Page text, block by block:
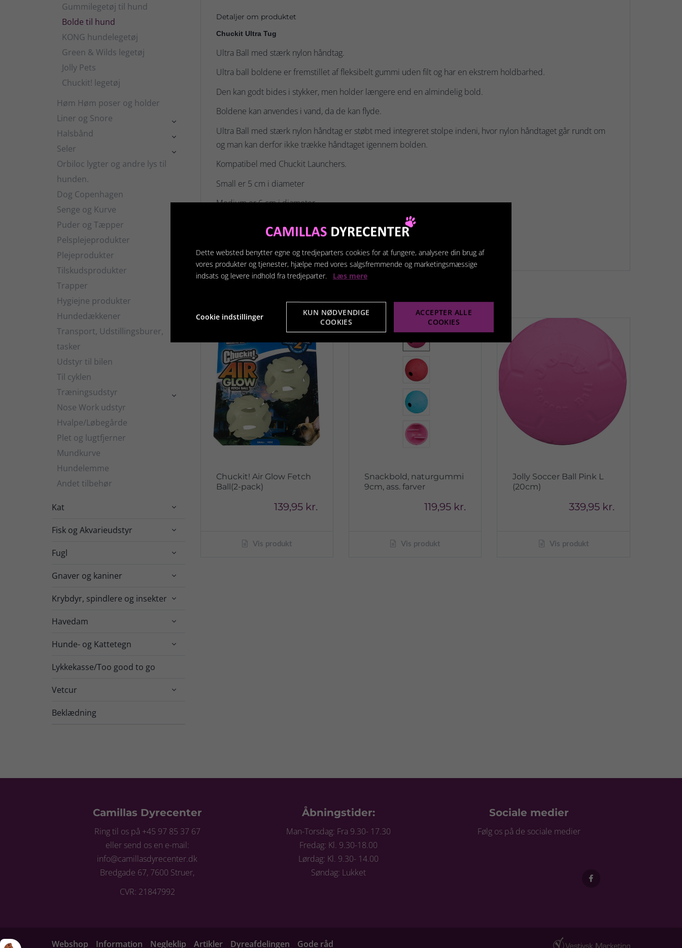
Gummilegetøj til hund
Bolde til hund
KONG hundelegetøj
Green & Wilds legetøj
Jolly Pets
Chuckit! legetøj
Høm Høm poser og holder
Liner og Snore

Halsbånd 
Seler 
Orbiloc lygter og andre lys til
hunden.
Dog Copenhagen
Senge og Kurve
Puder og Tæpper
Pelsplejeprodukter
Plejeprodukter
Tilskudsprodukter
Trapper
Hygiejne produkter
Hundedækkener
Transport, Udstillingsburer,
tasker
Udstyr til bilen
Til cyklen
Træningsudstyr

Nose Work udstyr
Hvalpe/Løbegårde
Plet og lugtfjerner
Mundkurve
Hundelemme
Andet tilbehør
Kat 
Fisk og Akvarieudstyr 
Fugl 
Gnaver og kaniner 
Krybdyr, spindlere og insekter 
Havedam 
Hunde- og Kattetegn 
Lykkekasse/Too good to go
Vetcur 
Beklædning
Detaljer om produktet
Chuckit Ultra Tug
Ultra Ball med stærk nylon håndtag.
Ultra ball boldene er fremstillet af fleksibelt gummi uden filt og har en ekstrem holdbarhed.
Den kan godt bides i stykker, men holder længere end en almindelig bold.
Boldene kan anvendes i vand, da de kan flyde.
Ultra Ball med stærk nylon håndtag er støbt med integreret stolpe indeni, hvor nylon håndtaget går rundt om
og man kan derfor ikke trække håndtaget igennem bolden.
Kompatibel med Chuckit Launchers.
Small er 5 cm i diameter
Medium er 6 cm i diameter
Relaterede produkter
Chuckit! Air Glow Fetch
Ball(2-pack)
139,95 kr.
Vis produkt
Snackbold, naturgummi
9cm, ass. farver
119,95 kr.
Vis produkt
Jolly Soccer Ball Pink L
(20cm)
339,95 kr.
Vis produkt
Camillas Dyrecenter
Ring til os på +45 97 85 37 67
eller send os en e-mail:
info@camillasdyrecenter.dk
Bredgade 67, 7600 Struer,
CVR: 21847992
Åbningstider:
Man-Torsdag: Fra 9.30- 17.30
Fredag: Kl. 9.30-18.00
Lørdag: Kl. 9.30- 14.00
Søndag: Lukket
Sociale medier
Følg os på de sociale medier
Webshop Information Negleklip Artikler Dyreafdelingen Gode råd
Dette websted benytter egne og tredjeparters cookies for at fungere, analysere din brug af
vores produkter og tjenester, hjælpe med vores salgsfremmende og marketingsmæssige
indsats og levere indhold fra tredjeparter. Læs mere
Cookie indstillinger
KUN NØDVENDIGE
COOKIES
ACCEPTER ALLE
COOKIES